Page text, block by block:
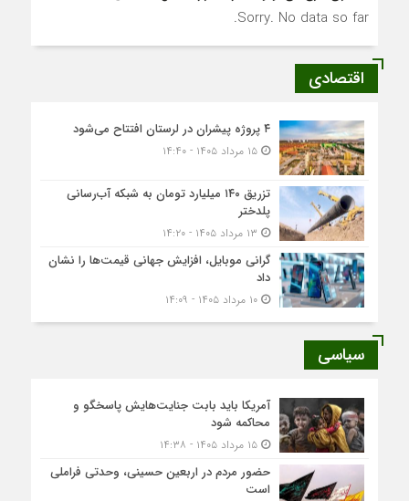
Sorry. No data so far.
اقتصادی
۴ پروژه پیشران در لرستان افتتاح می‌شود
۱۵ مرداد ۱۴۰۵ - ۱۴:۴۰
تزریق ۱۴۰ میلیارد تومان به شبکه آب‌رسانی
پلدختر
گرانی موبایل، افزایش جهانی قیمت‌ها را نشان
داد
۱۰ مرداد ۱۴۰۵ - ۱۴:۰۹
سیاسی
آمریکا باید بابت جنایت‌هایش پاسخگو و
محاکمه شود
۱۵ مرداد ۱۴۰۵ - ۱۴:۳۸
حضور مردم در اربعین حسینی، وحدتی فراملی
است